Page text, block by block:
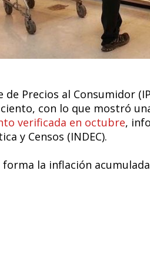
de Precios al Consumidor
con lo que mostró
verificada en octubre,
y Censos (INDEC).
forma la inflación